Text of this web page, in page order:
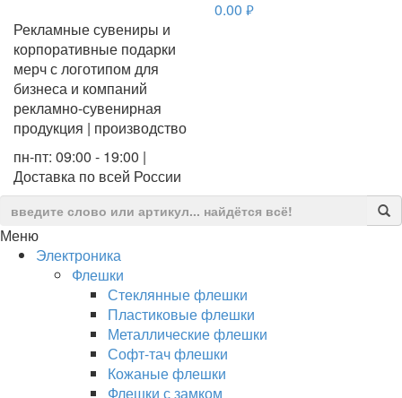
Рекламные сувениры и
корпоративные подарки
мерч с логотипом для
бизнеса и компаний
рекламно-сувенирная
продукция | производство
пн-пт: 09:00 - 19:00 |
Доставка по всей России
0.00 руб.
Меню
Электроника
Флешки
Стеклянные флешки
Пластиковые флешки
Металлические флешки
Софт-тач флешки
Кожаные флешки
Флешки с замком